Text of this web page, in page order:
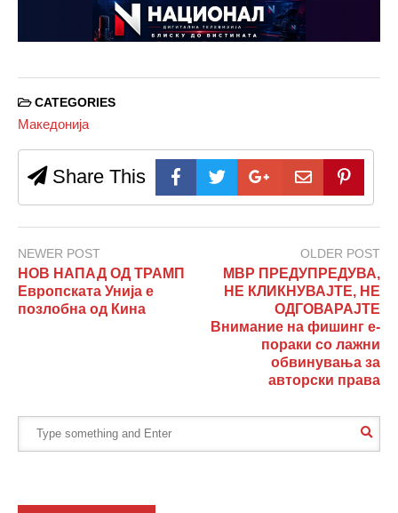
CATEGORIES
Македонија
Share This
NEWER POST
НОВ НАПАД ОД ТРАМП
Европската Унија е
позлобна од Кина
OLDER POST
МВР ПРЕДУПРЕДУВА,
НЕ КЛИКНУВАЈТЕ, НЕ
ОДГОВАРАЈТЕ
Внимание на фишинг е-
пораки со лажни
обвинувања за
авторски права